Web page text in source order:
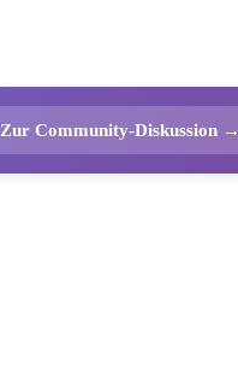
Zur Community-Diskussion →